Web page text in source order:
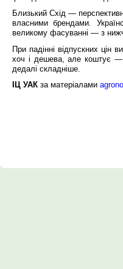
Близький Схід —
власними брендами.
великому фасуванні — з
При падінні відпускних цін
хоч і дешева, але коштує —
дедалі складніше.
ІЦ УАК за матеріалами